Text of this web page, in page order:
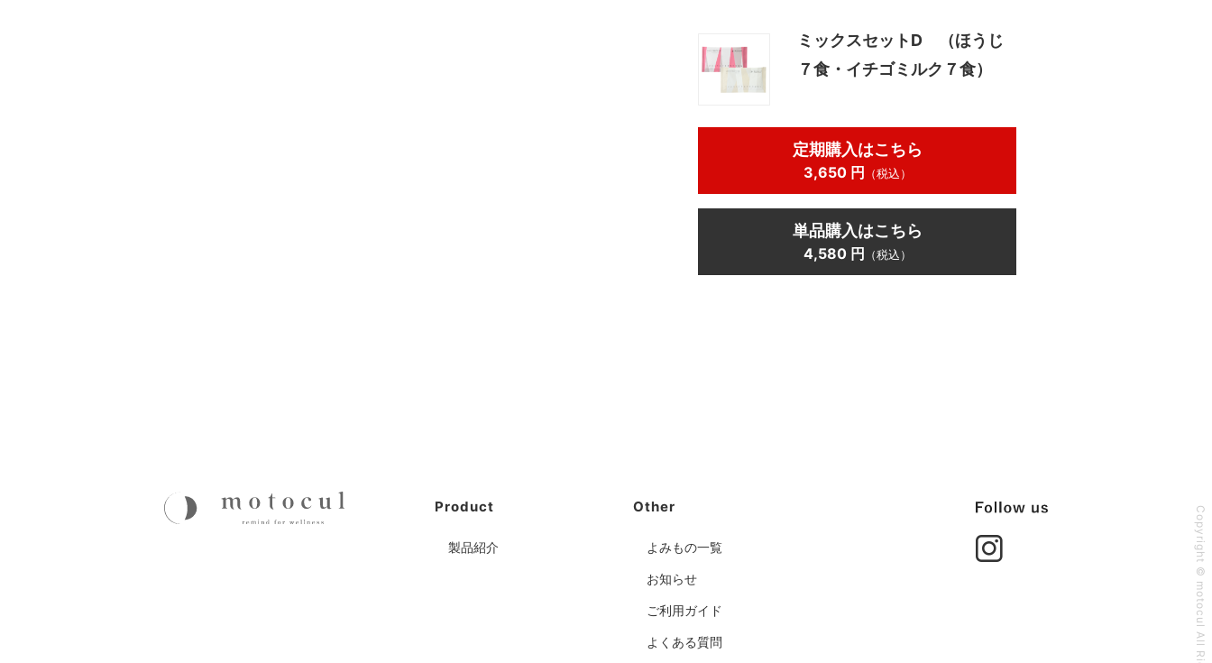
ミックスセットD （ほうじ
７食・イチゴミルク７食）
定期購入はこちら
3,650 円 （税込）
単品購入はこちら
4,580 円 （税込）
Product
製品紹介
Other
よみもの一覧
お知らせ
ご利用ガイド
よくある質問